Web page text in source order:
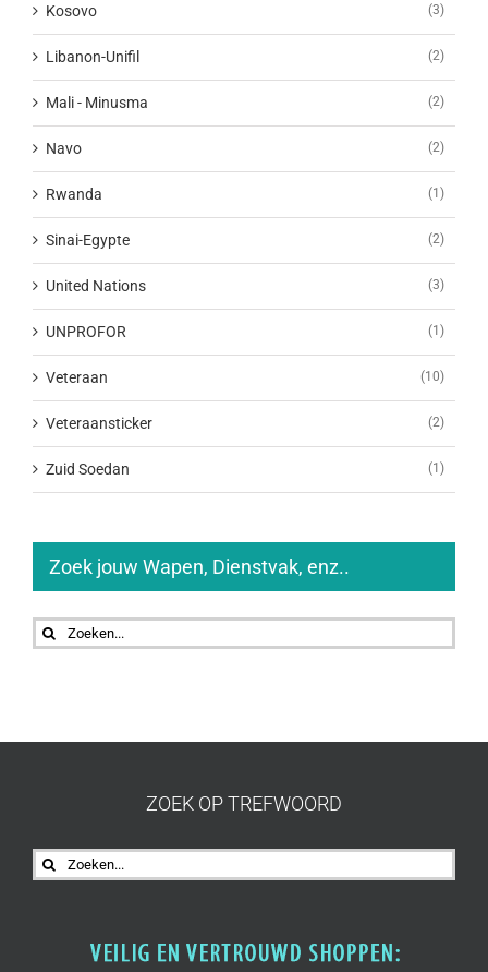
Kosovo (3)
Libanon-Unifil (2)
Mali - Minusma (2)
Navo (2)
Rwanda (1)
Sinai-Egypte (2)
United Nations (3)
UNPROFOR (1)
Veteraan (10)
Veteraansticker (2)
Zuid Soedan (1)
Zoek jouw Wapen, Dienstvak, enz..
Zoeken
naar:
ZOEK OP TREFWOORD
Zoeken
naar: